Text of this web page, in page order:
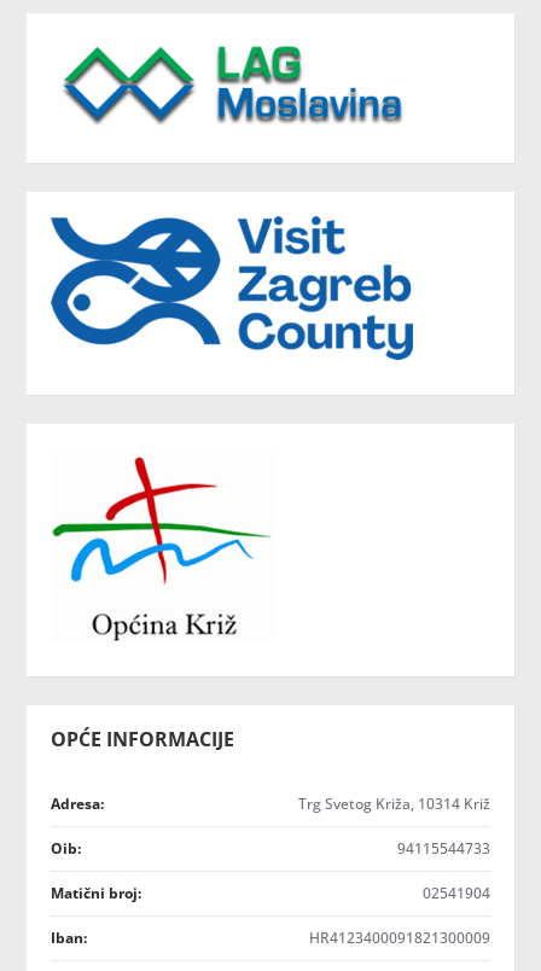
OPĆE INFORMACIJE
Adresa: Trg Svetog Križa, 10314 Križ
Oib: 94115544733
Matični broj: 02541904
Iban: HR4123400091821300009